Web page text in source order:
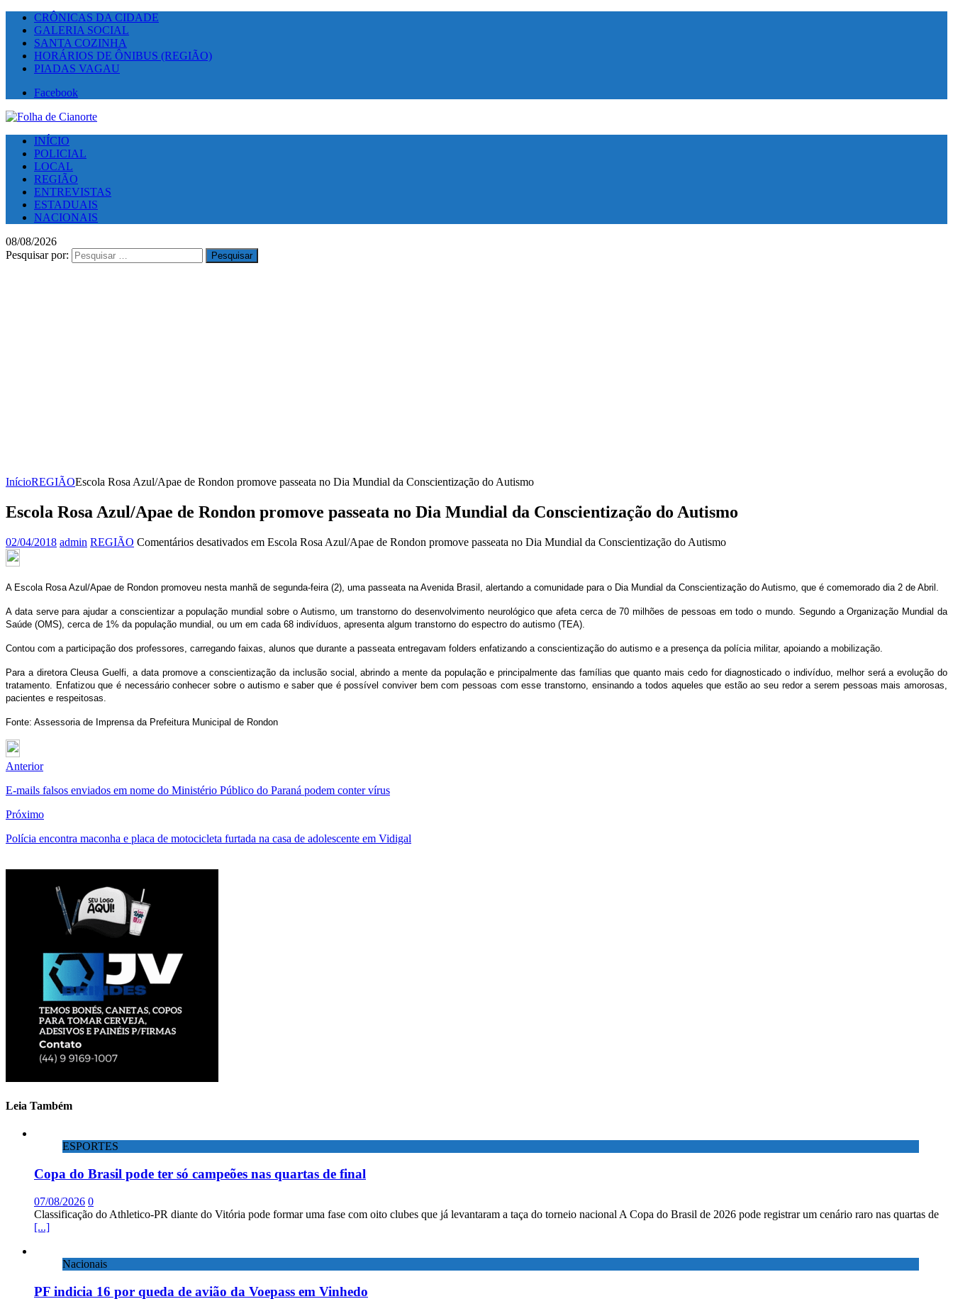
CRÔNICAS DA CIDADE
GALERIA SOCIAL
SANTA COZINHA
HORÁRIOS DE ÔNIBUS (REGIÃO)
PIADAS VAGAU
Facebook
INÍCIO
POLICIAL
LOCAL
REGIÃO
ENTREVISTAS
ESTADUAIS
NACIONAIS
08/08/2026
Pesquisar por:
InícioREGIÃOEscola Rosa Azul/Apae de Rondon promove passeata no Dia Mundial da Conscientização do Autismo
Escola Rosa Azul/Apae de Rondon promove passeata no Dia Mundial da Conscientização do Autismo
02/04/2018 admin REGIÃO Comentários desativados em Escola Rosa Azul/Apae de Rondon promove passeata no Dia Mundial da Conscientização do Autismo
A Escola Rosa Azul/Apae de Rondon promoveu nesta manhã de segunda-feira (2), uma passeata na Avenida Brasil, alertando a comunidade para o Dia Mundial da Conscientização do Autismo, que é comemorado dia 2 de Abril.
A data serve para ajudar a conscientizar a população mundial sobre o Autismo, um transtorno do desenvolvimento neurológico que afeta cerca de 70 milhões de pessoas em todo o mundo. Segundo a Organização Mundial da
Saúde (OMS), cerca de 1% da população mundial, ou um em cada 68 indivíduos, apresenta algum transtorno do espectro do autismo (TEA).
Contou com a participação dos professores, carregando faixas, alunos que durante a passeata entregavam folders enfatizando a conscientização do autismo e a presença da polícia militar, apoiando a mobilização.
Para a diretora Cleusa Guelfi, a data promove a conscientização da inclusão social, abrindo a mente da população e principalmente das famílias que quanto mais cedo for diagnosticado o indivíduo, melhor será a evolução do
tratamento. Enfatizou que é necessário conhecer sobre o autismo e saber que é possível conviver bem com pessoas com esse transtorno, ensinando a todos aqueles que estão ao seu redor a serem pessoas mais amorosas,
pacientes e respeitosas.
Fonte: Assessoria de Imprensa da Prefeitura Municipal de Rondon
Anterior
E-mails falsos enviados em nome do Ministério Público do Paraná podem conter vírus
Próximo
Polícia encontra maconha e placa de motocicleta furtada na casa de adolescente em Vidigal
Leia Também
ESPORTES
Copa do Brasil pode ter só campeões nas quartas de final
07/08/2026 0
Classificação do Athletico-PR diante do Vitória pode formar uma fase com oito clubes que já levantaram a taça do torneio nacional A Copa do Brasil de 2026 pode registrar um cenário raro nas quartas de
[...]
Nacionais
PF indicia 16 por queda de avião da Voepass em Vinhedo